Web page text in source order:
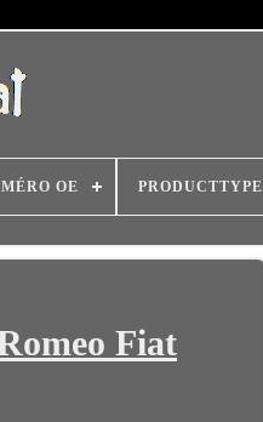
OE PRODUCTTYPE
Fiat